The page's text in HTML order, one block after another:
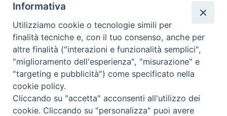
Redazione
Scrivici
Copyright © 2019 - Tutti i diritti riservati - Vita
Trentina Editrice
Informativa
Utilizziamo cookie o tecnologie simili per
finalità tecniche e, con il tuo consenso, anche per
altre finalità ("interazioni e funzionalità semplici",
"miglioramento dell'esperienza", "misurazione" e
"targeting e pubblicità") come specificato nella
cookie policy.
Cliccando su "accetta" acconsenti all'utilizzo dei
cookie. Cliccando su "personalizza" puoi avere